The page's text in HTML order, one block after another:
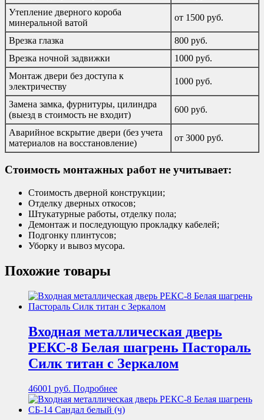
Утепление дверного короба
минеральной ватой
от 1500 руб.
Врезка глазка
800 руб.
Врезка ночной задвижки
1000 руб.
Монтаж двери без доступа к
электричеству
1000 руб.
Замена замка, фурнитуры, цилиндра
(выезд в стоимость не входит)
600 руб.
Аварийное вскрытие двери (без учета
материалов на восстановление)
от 3000 руб.
Стоимость монтажных работ не учитывает:
Стоимость дверной конструкции;
Отделку дверных откосов;
Штукатурные работы, отделку пола;
Демонтаж и последующую прокладку кабелей;
Подгонку плинтусов;
Уборку и вывоз мусора.
Похожие товары
Входная металлическая дверь
РЕКС-8 Белая шагрень Пастораль
Силк титан с Зеркалом
46001 руб. Подробнее